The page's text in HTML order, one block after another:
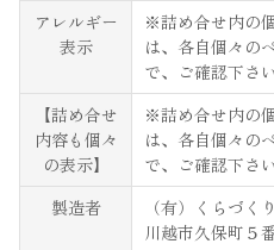
アレルギー
表示
※詰め合せ内の
は、各自個々の
で、ご確認下さ
【詰め合せ
内容も個々
の表示】
※詰め合せ内の
は、各自個々の
で、ご確認下さ
製造者
（有）くらづく
川越市久保町５